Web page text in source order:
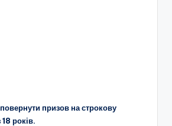
призов на строкову
років.